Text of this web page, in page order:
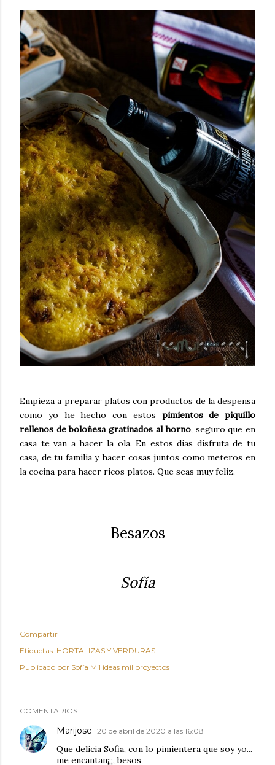
Empieza a preparar platos con productos de la despensa
como yo he hecho con estos pimientos de piquillo
rellenos de boloñesa gratinados al horno, seguro que en
casa te van a hacer la ola. En estos días disfruta de tu
casa, de tu familia y hacer cosas juntos como meteros en
la cocina para hacer ricos platos. Que seas muy feliz.
Besazos
Sofía
Compartir
Etiquetas: HORTALIZAS Y VERDURAS
Publicado por Sofía Mil ideas mil proyectos
COMENTARIOS
Marijose 20 de abril de 2020 a las 16:08
Que delicia Sofia, con lo pimientera que soy yo...
me encantan¡¡¡, besos